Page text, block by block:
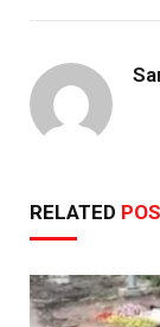
RELATED